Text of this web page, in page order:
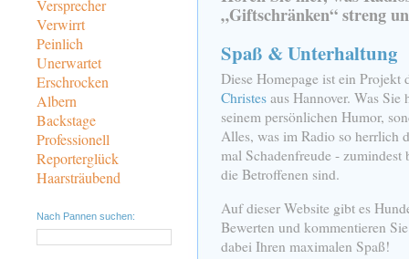
Versprecher
Verwirrt
Peinlich
Unerwartet
Erschrocken
Albern
Backstage
Professionell
Reporterglück
Haarsträubend
Nach Pannen suchen:
„Giftschränken“ streng
Spaß & Unterhaltung
Diese Homepage ist ein
Christes aus Hannover. Was
seinem persönlichen Humor,
Alles, was im Radio so herrlich
mal Schadenfreude -
die Betroffenen sind.
Auf dieser Website gibt es
Bewerten und kommentieren
dabei Ihren maximalen Spaß!